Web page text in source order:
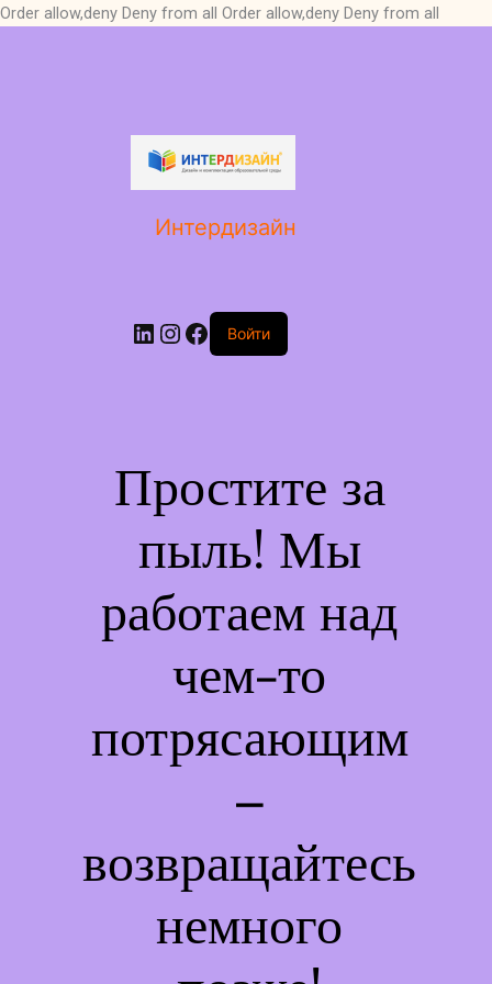
Order allow,deny Deny from all Order allow,deny Deny from all
Интердизайн
LinkedIn
Instagram
Facebook
Войти
Простите за
пыль! Мы
работаем над
чем-то
потрясающим
–
возвращайтесь
немного